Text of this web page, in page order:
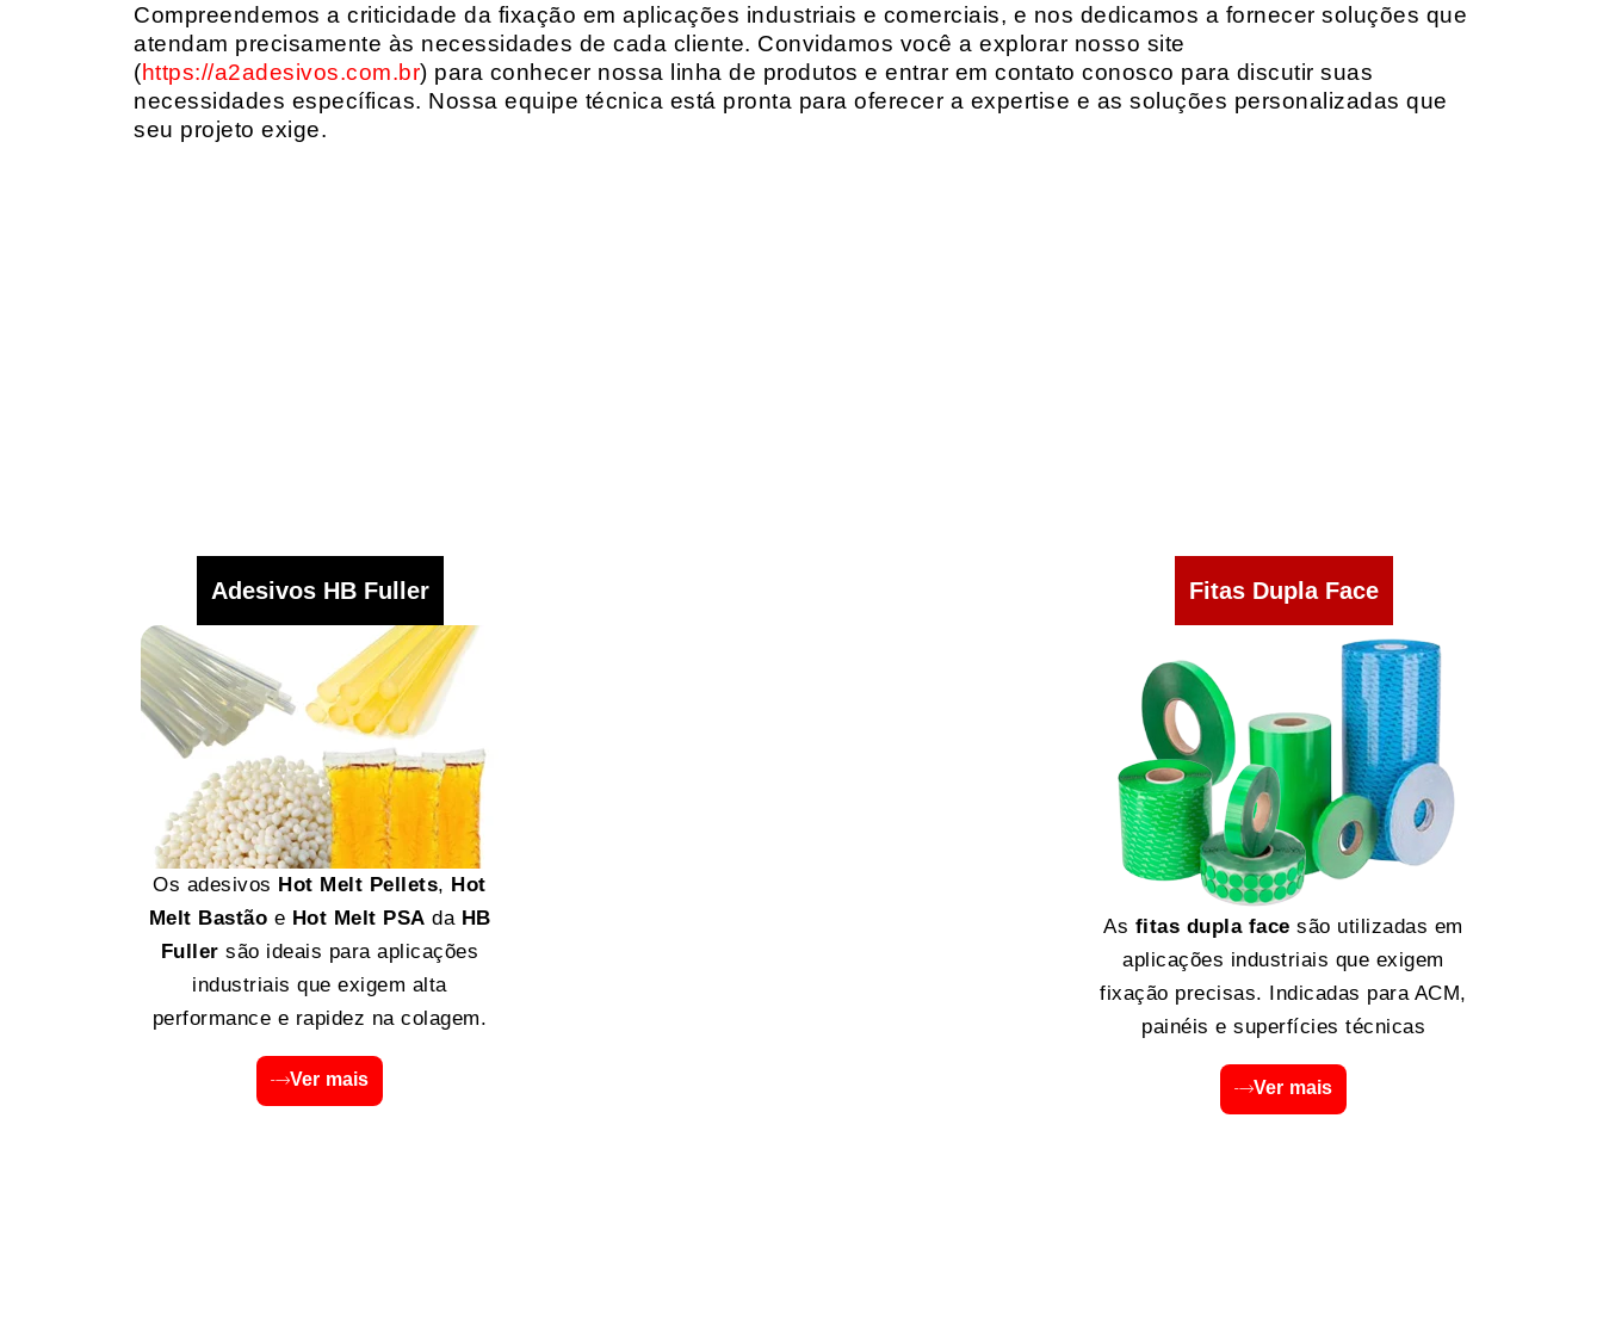
Compreendemos a criticidade da fixação em aplicações industriais e comerciais, e nos dedicamos a fornecer soluções que
atendam precisamente às necessidades de cada cliente. Convidamos você a explorar nosso site
(https://a2adesivos.com.br) para conhecer nossa linha de produtos e entrar em contato conosco para discutir suas
necessidades específicas. Nossa equipe técnica está pronta para oferecer a expertise e as soluções personalizadas que
seu projeto exige.
Adesivos HB Fuller
Os adesivos Hot Melt Pellets, Hot
Melt Bastão e Hot Melt PSA da HB
Fuller são ideais para aplicações
industriais que exigem alta
performance e rapidez na colagem.
Ver mais
Fitas Dupla Face
As fitas dupla face são utilizadas em
aplicações industriais que exigem
fixação precisas. Indicadas para ACM,
painéis e superfícies técnicas
Ver mais